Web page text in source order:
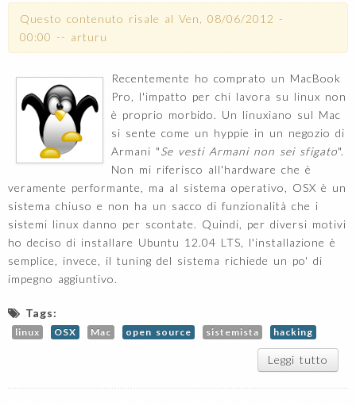
Questo contenuto risale al Ven, 08/06/2012 -
00:00 -- arturu
Recentemente ho comprato un MacBook
Pro, l'impatto per chi lavora su linux non
è proprio morbido. Un linuxiano sul Mac
si sente come un hyppie in un negozio di
Armani "Se vesti Armani non sei sfigato".
Non mi riferisco all'hardware che è
veramente performante, ma al sistema operativo, OSX è un
sistema chiuso e non ha un sacco di funzionalità che i
sistemi linux danno per scontate. Quindi, per diversi motivi
ho deciso di installare Ubuntu 12.04 LTS, l'installazione è
semplice, invece, il tuning del sistema richiede un po' di
impegno aggiuntivo.
Tags:
linux OSX Mac open source sistemista hacking
Leggi tutto